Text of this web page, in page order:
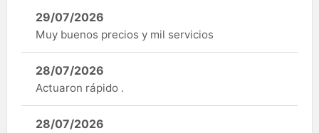
29/07/2026
Muy buenos precios y mil servicios
28/07/2026
Actuaron rápido .
28/07/2026